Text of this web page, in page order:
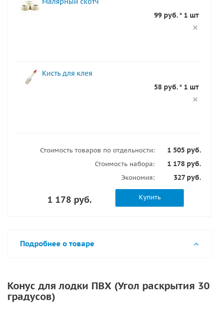
99 руб. * 1 шт
Кисть для клея
58 руб. * 1 шт
Стоимость товаров по отдельности: 1 505 руб.
Стоимость набора: 1 178 руб.
Экономия: 327 руб.
1 178 руб. Купить
Подробнее о товаре
Конус для лодки ПВХ (Угол раскрытия 30
градусов)